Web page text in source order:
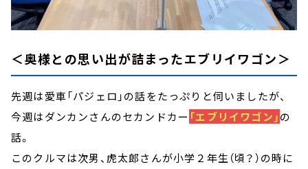
＜奥様との思い出が詰まったエブリイワゴン＞
先週は愛車「パジェロ」の話をたっぷりと伺いましたが、
今週はダンカンさんのセカンドカー 「エブリイワゴン」の
話。
このクルマは次男、虎太郎さんが小学２年生（頃？）の時に